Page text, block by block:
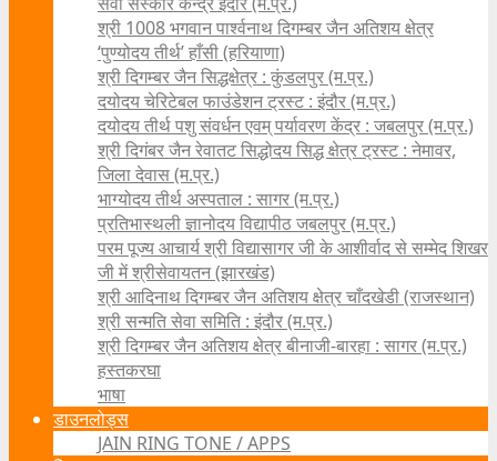
श्री 1008 भगवान पार्श्वनाथ दिगम्बर जैन अतिशय क्षे‍त्र
‘पुण्योदय तीर्थ’ हाँसी (हरियाणा)
श्री दिगम्बर जैन सिद्धक्षेत्र : कुंडलपुर (म.प्र.)
दयोदय चेरिटेबल फाउंडेशन ट्रस्ट : इंदौर (म.प्र.)
दयोदय तीर्थ पशु संवर्धन एवम्‌ पर्यावरण केंद्र : जबलपुर (म.प्र.)
श्री दिगंबर जैन रेवातट सिद्धोदय सिद्ध क्षेत्र ट्रस्ट : नेमावर,
जिला देवास (म.प्र.)
भाग्योदय तीर्थ अस्पताल : सागर (म.प्र.)
प्रतिभास्थली ज्ञानोदय विद्यापीठ जबलपुर (म.प्र.)
परम पूज्य आचार्य श्री विद्यासागर जी के आशीर्वाद से सम्मेद शिखर
जी में श्रीसेवायतन (झारखंड)
श्री आदिनाथ दिगम्बर जैन अतिशय क्षेत्र चाँदखेडी (राजस्थान)
श्री सन्मति सेवा समिति : इंदौर (म.प्र.)
श्री दिगम्बर जैन अतिशय क्षेत्र बीनाजी-बारहा : सागर (म.प्र.)
हस्तकरघा
भाषा
डाउनलोड्स
JAIN RING TONE / APPS